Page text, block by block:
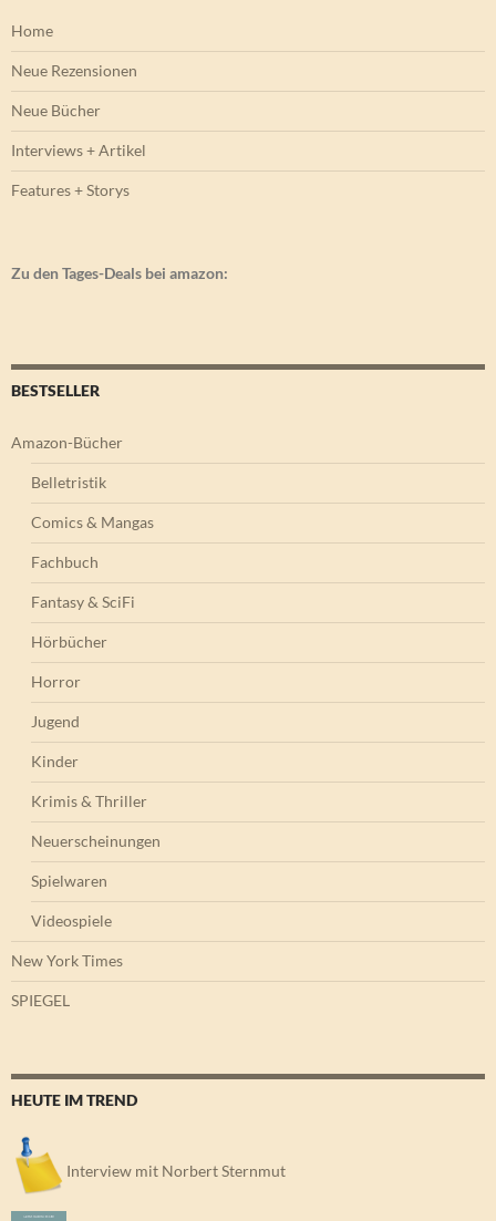
Home
Neue Rezensionen
Neue Bücher
Interviews + Artikel
Features + Storys
Zu den Tages-Deals bei amazon:
BESTSELLER
Amazon-Bücher
Belletristik
Comics & Mangas
Fachbuch
Fantasy & SciFi
Hörbücher
Horror
Jugend
Kinder
Krimis & Thriller
Neuerscheinungen
Spielwaren
Videospiele
New York Times
SPIEGEL
HEUTE IM TREND
Interview mit Norbert Sternmut